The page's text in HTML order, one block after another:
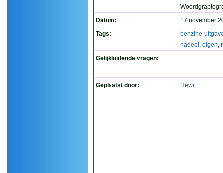
Datum:
17 november
Tags:
benzine-
nadeel , eigen,
Gelijkluidende vragen:
Geplaatst door: Hewi